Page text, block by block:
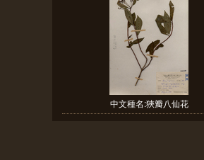
中文種名:狹瓣八仙花